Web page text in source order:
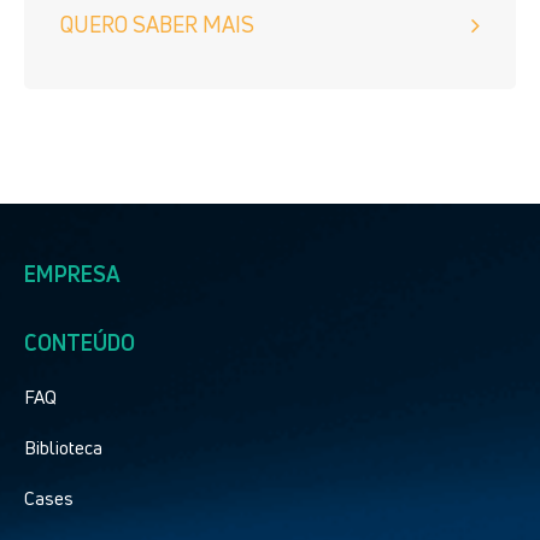
QUERO SABER MAIS
EMPRESA
CONTEÚDO
FAQ
Biblioteca
Cases